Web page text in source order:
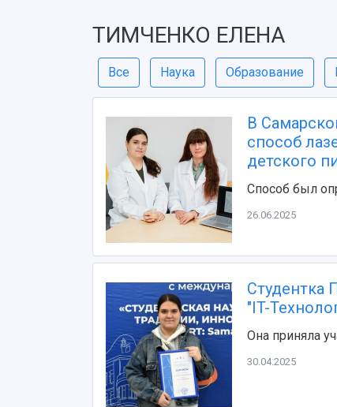
ТИМЧЕНКО ЕЛЕНА
Все Наука Образование
В
способ
детского
Способ был
26.06.2025
Студентка
"IT-
Она приняла
30.04.2025